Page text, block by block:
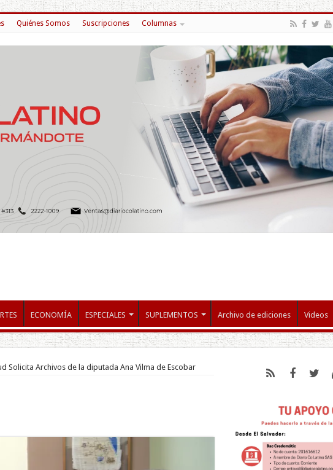
Quiénes Somos Suscripciones Columnas
ECONOMÍA ESPECIALES SUPLEMENTOS Archivo de ediciones Videos
Solicita Archivos de la diputada Ana Vilma de Escobar